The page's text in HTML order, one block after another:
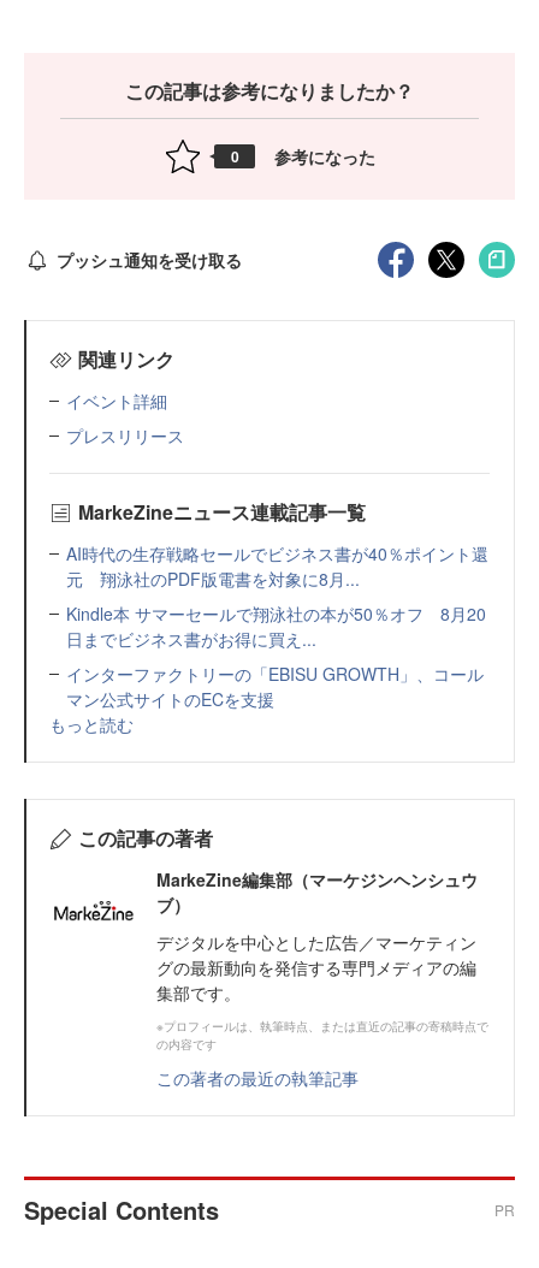
この記事は参考になりましたか？
0 参考になった
プッシュ通知を受け取る
関連リンク
イベント詳細
プレスリリース
MarkeZineニュース連載記事一覧
AI時代の生存戦略セールでビジネス書が40％ポイント還
元 翔泳社のPDF版電書を対象に8月...
Kindle本 サマーセールで翔泳社の本が50％オフ 8月20
日までビジネス書がお得に買え...
インターファクトリーの「EBISU GROWTH」、コール
マン公式サイトのECを支援
もっと読む
この記事の著者
MarkeZine編集部（マーケジンヘンシュウ
ブ）
デジタルを中心とした広告／マーケティン
グの最新動向を発信する専門メディアの編
集部です。
※プロフィールは、執筆時点、または直近の記事の寄稿時点で
の内容です
この著者の最近の執筆記事
Special Contents PR